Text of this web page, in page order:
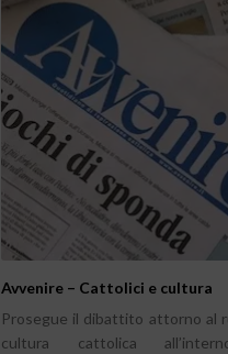
Avvenire – Cattolici e cultura
Prosegue il dibattito attorno al
cultura cattolica